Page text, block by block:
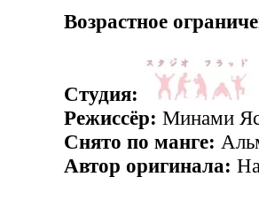
Возрастное
Студия:
Режиссёр: Минами
Снято по манге:
Автор оригинала: